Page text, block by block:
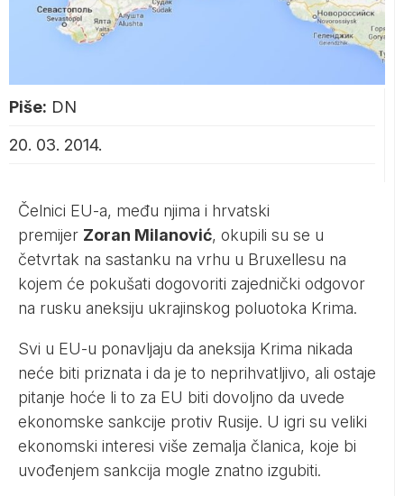
Piše: DN
20. 03. 2014.
Čelnici EU-a, među njima i hrvatski
premijer Zoran Milanović, okupili su se u
četvrtak na sastanku na vrhu u Bruxellesu na
kojem će pokušati dogovoriti zajednički odgovor
na rusku aneksiju ukrajinskog poluotoka Krima.
Svi u EU-u ponavljaju da aneksija Krima nikada
neće biti priznata i da je to neprihvatljivo, ali ostaje
pitanje hoće li to za EU biti dovoljno da uvede
ekonomske sankcije protiv Rusije. U igri su veliki
ekonomski interesi više zemalja članica, koje bi
uvođenjem sankcija mogle znatno izgubiti.